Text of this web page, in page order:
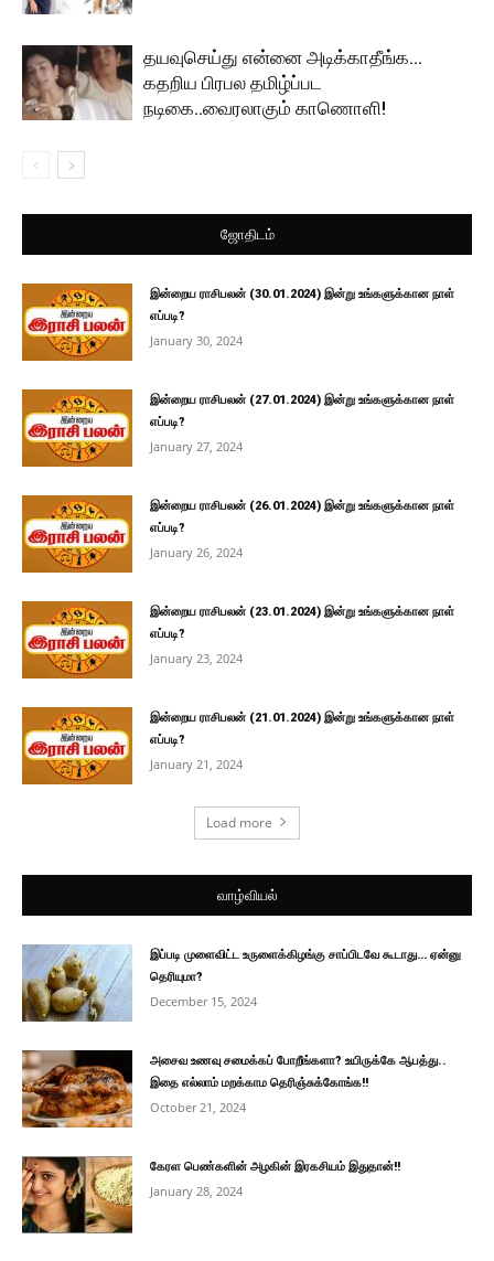
தயவுசெய்து என்னை அடிக்காதீங்க…
கதறிய பிரபல தமிழ்ப்பட
நடிகை..வைரலாகும் காணொளி!
ஜோதிடம்
இன்றைய ராசிபலன் (30.01.2024) இன்று உங்களுக்கான நாள்
எப்படி?
January 30, 2024
இன்றைய ராசிபலன் (27.01.2024) இன்று உங்களுக்கான நாள்
எப்படி?
January 27, 2024
இன்றைய ராசிபலன் (26.01.2024) இன்று உங்களுக்கான நாள்
எப்படி?
January 26, 2024
இன்றைய ராசிபலன் (23.01.2024) இன்று உங்களுக்கான நாள்
எப்படி?
January 23, 2024
இன்றைய ராசிபலன் (21.01.2024) இன்று உங்களுக்கான நாள்
எப்படி?
January 21, 2024
Load more
வாழ்வியல்
இப்படி முளைவிட்ட உருளைக்கிழங்கு சாப்பிடவே கூடாது… ஏன்னு
தெரியுமா?
December 15, 2024
அசைவ உணவு சமைக்கப் போறீங்களா? உயிருக்கே ஆபத்து..
இதை எல்லாம் மறக்காம தெரிஞ்சுக்கோங்க!!
October 21, 2024
கேரள பெண்களின் அழகின் இரகசியம் இதுதான்!!
January 28, 2024